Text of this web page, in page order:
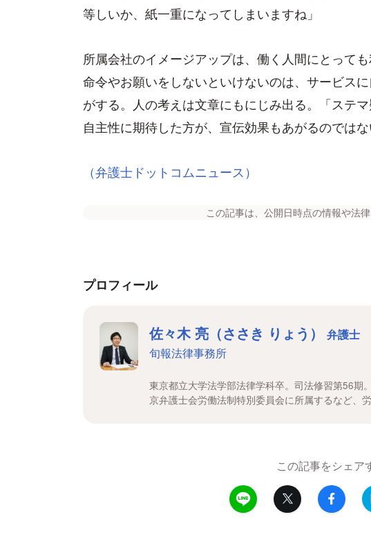
等しいか、紙一重になってしまいますね」
所属会社のイメージアップは、働く人間にとって
命令やお願いをしないといけないのは、サービス
がする。人の考えは文章にもにじみ出る。「ステ
自主性に期待した方が、宣伝効果もあがるのではな
（弁護士ドットコムニュース）
この記事は、公開日時点の情報や法律
プロフィール
佐々木 亮（ささき りょう） 弁護士
旬報法律事務所
東京都立大学法学部法律学科卒。司法修習第56期
京弁護士会労働法制特別委員会に所属するなど、労
この記事をシェア